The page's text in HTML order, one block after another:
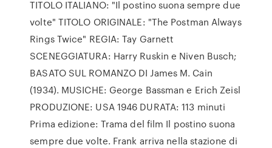
TITOLO ITALIANO: "Il postino suona sempre due
volte" TITOLO ORIGINALE: "The Postman Always
Rings Twice" REGIA: Tay Garnett
SCENEGGIATURA: Harry Ruskin e Niven Busch;
BASATO SUL ROMANZO DI James M. Cain
(1934). MUSICHE: George Bassman e Erich Zeisl
PRODUZIONE: USA 1946 DURATA: 113 minuti
Prima edizione: Trama del film Il postino suona
sempre due volte. Frank arriva nella stazione di